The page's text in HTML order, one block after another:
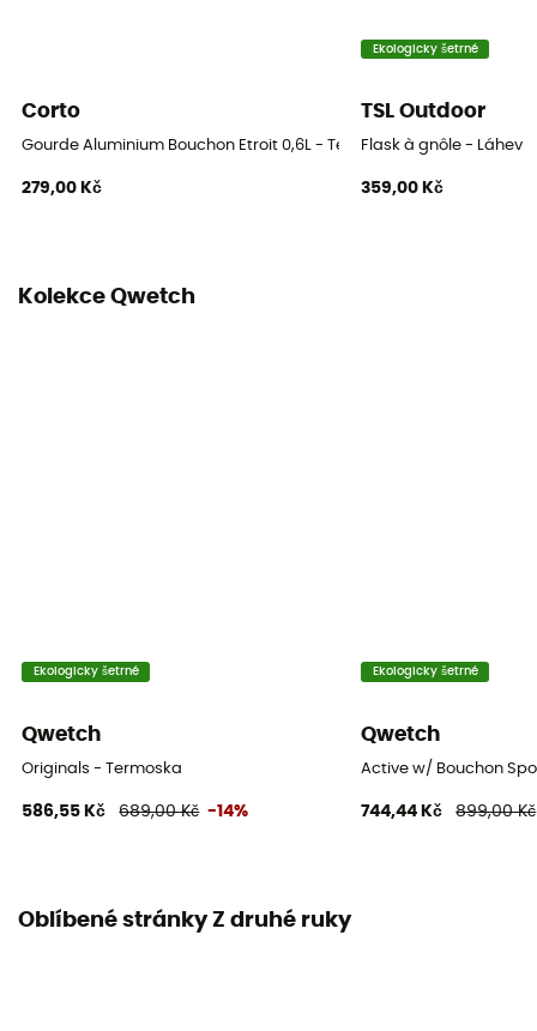
Corto
Gourde Aluminium Bouchon Etroit 0,6L - Termoska
279,00 Kč
Ekologicky šetrné
TSL Outdoor
Flask à gnôle - Láhev
359,00 Kč
Kolekce Qwetch
Ekologicky šetrné
Qwetch
Originals - Termoska
586,55 Kč 689,00 Kč -14%
Ekologicky šetrné
Qwetch
Active w/ Bouchon
744,44 Kč 899,00 Kč
Oblíbené stránky Z druhé ruky